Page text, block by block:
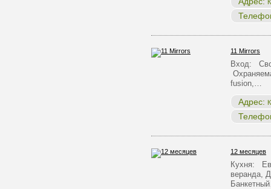
11 Mirrors
Вход:
fusion,…
Адрес:
12 месяцев
Кухня:
веранда,